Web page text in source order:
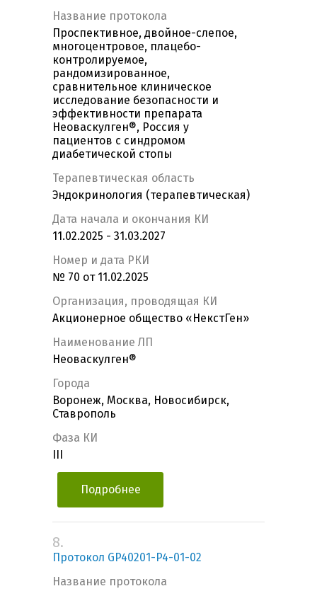
Название протокола
Проспективное, двойное-слепое,
многоцентровое, плацебо-
контролируемое,
рандомизированное,
сравнительное клиническое
исследование безопасности и
эффективности препарата
Неоваскулген®, Россия у
пациентов с синдромом
диабетической стопы
Терапевтическая область
Эндокринология (терапевтическая)
Дата начала и окончания КИ
11.02.2025 - 31.03.2027
Номер и дата РКИ
№ 70 от 11.02.2025
Организация, проводящая КИ
Акционерное общество «НекстГен»
Наименование ЛП
Неоваскулген®
Города
Воронеж, Москва, Новосибирск,
Ставрополь
Фаза КИ
Подробнее
8.
Протокол GP40201-P4-01-02
Название протокола